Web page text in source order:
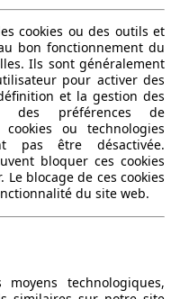
cookies ou des outils et
bon fonctionnement du
Ils sont généralement
pour activer des
et la gestion des
des préférences de
ou technologies
pas être désactivée.
bloquer ces cookies
blocage de ces cookies
du site web.
technologiques,